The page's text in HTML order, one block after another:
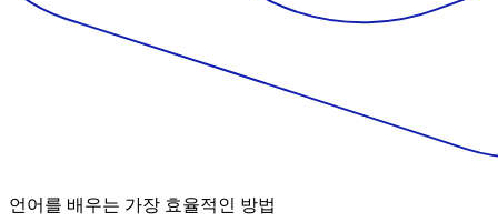
언어를 배우는 가장 효율적인 방법